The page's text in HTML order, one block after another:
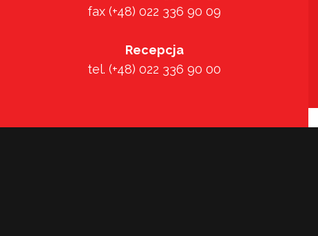
fax (+48) 022 336 90 09
Recepcja
tel. (+48) 022 336 90 00